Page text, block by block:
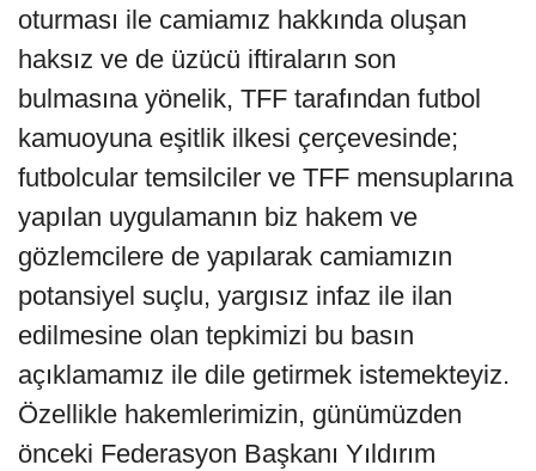
oturması ile camiamız hakkında oluşan
haksız ve de üzücü iftiraların son
bulmasına yönelik, TFF tarafından futbol
kamuoyuna eşitlik ilkesi çerçevesinde;
futbolcular temsilciler ve TFF mensuplarına
yapılan uygulamanın biz hakem ve
gözlemcilere de yapılarak camiamızın
potansiyel suçlu, yargısız infaz ile ilan
edilmesine olan tepkimizi bu basın
açıklamamız ile dile getirmek istemekteyiz.
Özellikle hakemlerimizin, günümüzden
önceki Federasyon Başkanı Yıldırım